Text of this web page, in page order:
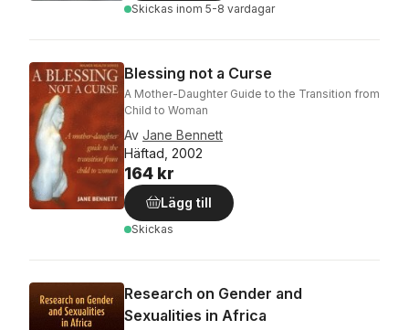
Skickas inom 5-8 vardagar
Blessing not a Curse
A Mother-Daughter Guide to the Transition from
Child to Woman
Av Jane Bennett
Häftad, 2002
164 kr
Lägg till
Skickas
Research on Gender and
Sexualities in Africa